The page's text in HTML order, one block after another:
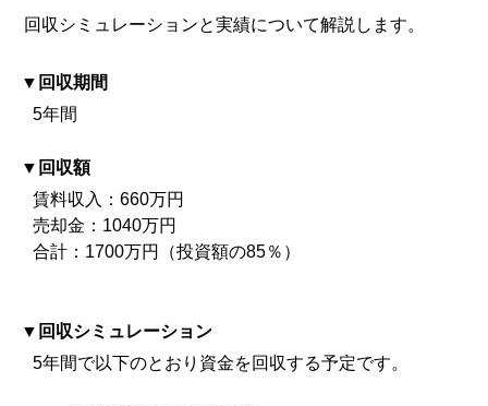
回収シミュレーションと実績について解説します。
回収期間
5年間
回収額
賃料収入：660万円
売却金：1040万円
合計：1700万円（投資額の85％）
回収シミュレーション
5年間で以下のとおり資金を回収する予定です。